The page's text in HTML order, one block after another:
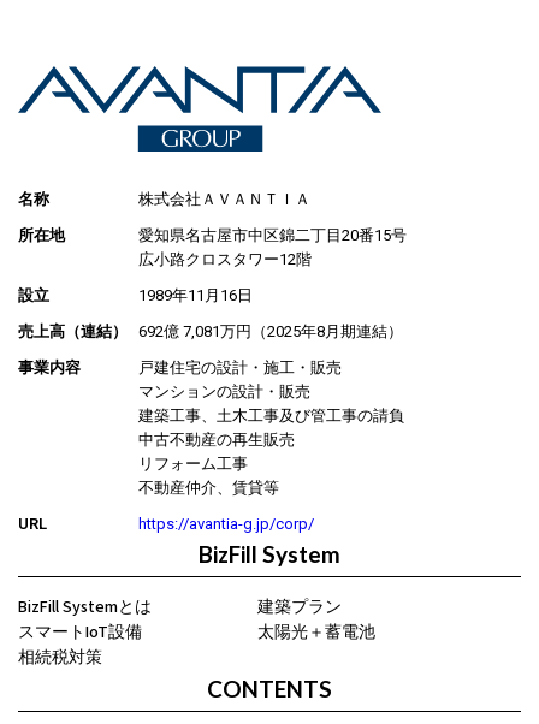
名称
株式会社ＡＶＡＮＴＩＡ
所在地
愛知県名古屋市中区錦二丁目20番15号
広小路クロスタワー12階
設立
1989年11月16日
売上高（連結）
692億 7,081万円（2025年8月期連結）
事業内容
戸建住宅の設計・施工・販売
マンションの設計・販売
建築工事、土木工事及び管工事の請負
中古不動産の再生販売
リフォーム工事
不動産仲介、賃貸等
URL
https://avantia-g.jp/corp/
BizFill System
BizFill Systemとは
建築プラン
スマートIoT設備
太陽光＋蓄電池
相続税対策
CONTENTS